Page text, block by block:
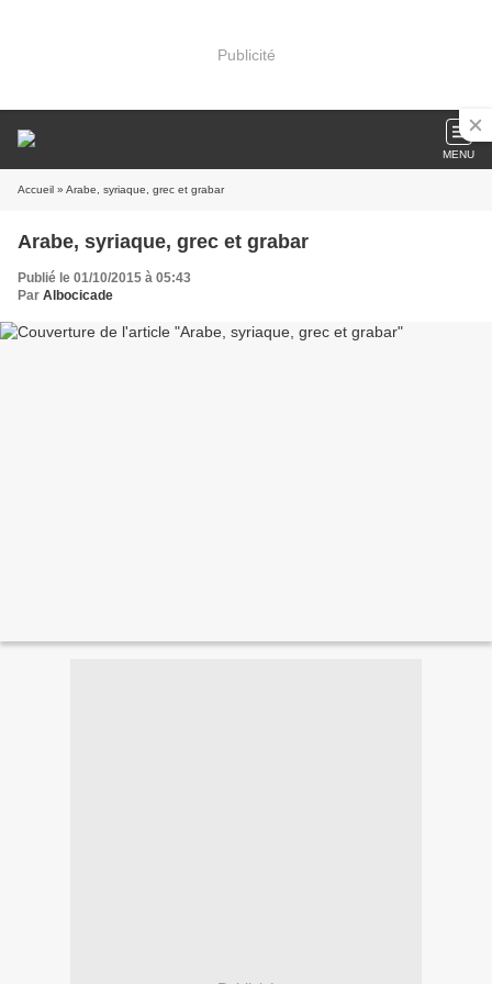
Publicité
MENU
Accueil » Arabe, syriaque, grec et grabar
Arabe, syriaque, grec et grabar
Publié le 01/10/2015 à 05:43
Par Albocicade